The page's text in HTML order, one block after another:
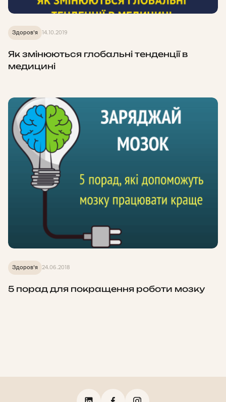
Здоров'я 14.10.2019
Як змінюються глобальні тенденції в
медицині
Здоров'я 24.06.2018
5 порад для покращення роботи мозку